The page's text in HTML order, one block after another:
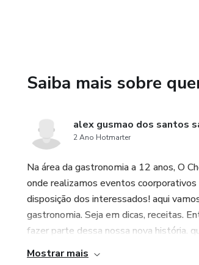
Saiba mais sobre
alex gusmao dos santos
2 Ano Hotmarter
Na área da gastronomia a 12 anos, O
onde realizamos eventos
disposição dos interessados! aqui
gastronomia. Seja em dicas, receitas.
fazer parte dessa nossa nova história.
Mostrar mais